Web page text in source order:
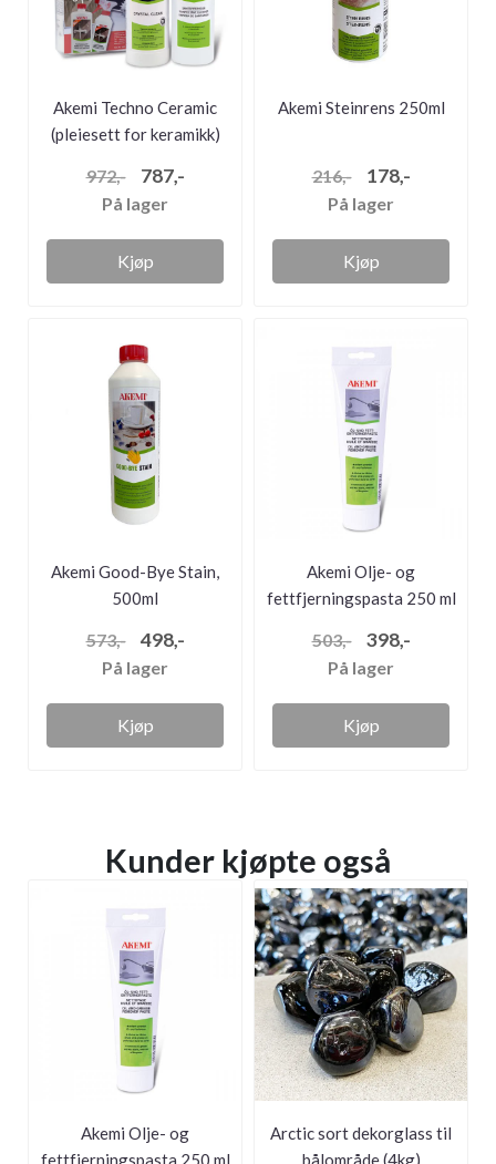
Akemi Techno Ceramic
(pleiesett for keramikk)
972,- 787,-
På lager
Kjøp
Akemi Steinrens 250ml
216,- 178,-
På lager
Kjøp
Akemi Good-Bye Stain,
500ml
573,- 498,-
På lager
Kjøp
Akemi Olje- og
fettfjerningspasta 250 ml
503,- 398,-
På lager
Kjøp
Kunder kjøpte også
Akemi Olje- og
Arctic sort dekorglass til